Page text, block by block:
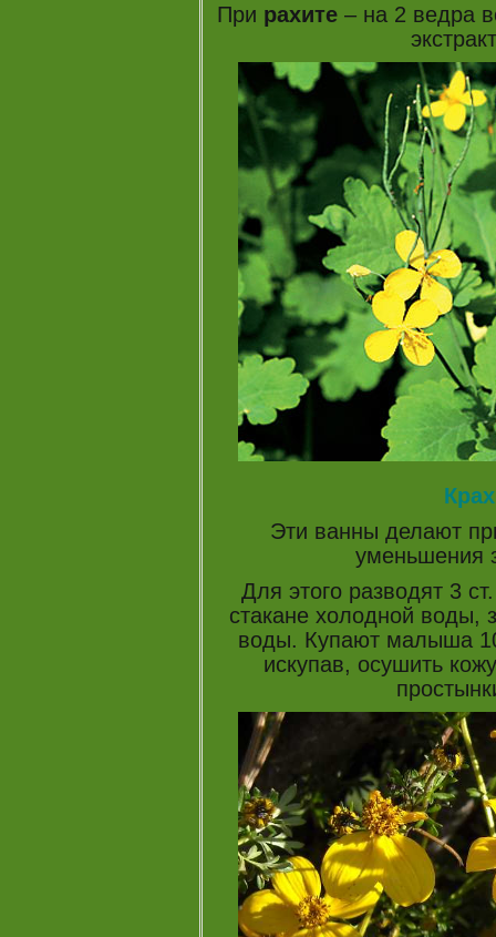
При рахите – на 2 ведра
Эти ванны делают
уменьшения
Для этого разводят 3
стакане холодной
воды. Купают малыша
искупав, осушить